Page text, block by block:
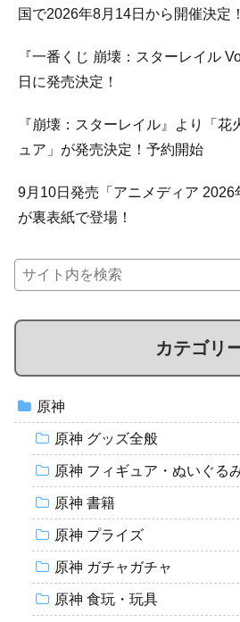
国で2026年8月14日から開催決定！
『一番くじ 崩壊：スターレイル
日に発売決定！
『崩壊：スターレイル』より「
ュア」が発売決定！予約開始
9月10日発売「アニメディア 2026
が裏表紙で登場！
カテゴリ
原神
原神 グッズ全般
原神 フィギュア・ぬいぐる
原神 書籍
原神 プライズ
原神 ガチャガチャ
原神 食玩・玩具